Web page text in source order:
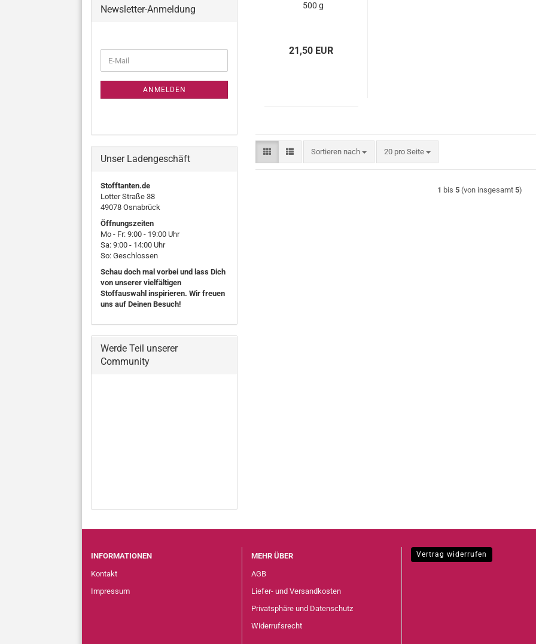
500 g
21,50 EUR
Sortieren nach
Sortieren nach 20 pro Seite
pro Seite
1 bis 5 (von insgesamt 5)
Newsletter-Anmeldung
ZUR
ANMELDUNG
E-
Mail
ANMELDEN
Unser Ladengeschäft
Stofftanten.de
Lotter Straße 38
49078 Osnabrück
Öffnungszeiten
Mo - Fr: 9:00 - 19:00 Uhr
Sa: 9:00 - 14:00 Uhr
So: Geschlossen
Schau doch mal vorbei und lass Dich
von unserer vielfältigen
Stoffauswahl inspirieren. Wir freuen
uns auf Deinen Besuch!
Werde Teil unserer
Community
INFORMATIONEN
Kontakt
Impressum
MEHR ÜBER
AGB
Liefer- und Versandkosten
Privatsphäre und Datenschutz
Widerrufsrecht
Vertrag widerrufen